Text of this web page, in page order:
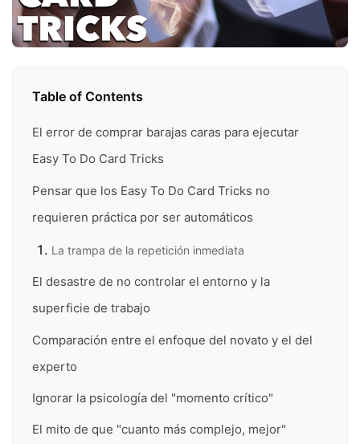
Table of Contents
El error de comprar barajas caras para ejecutar
Easy To Do Card Tricks
Pensar que los Easy To Do Card Tricks no
requieren práctica por ser automáticos
La trampa de la repetición inmediata
El desastre de no controlar el entorno y la
superficie de trabajo
Comparación entre el enfoque del novato y el del
experto
Ignorar la psicología del "momento crítico"
El mito de que "cuanto más complejo, mejor"